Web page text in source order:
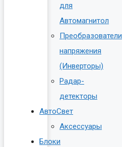
для
Автомагнитол
Преобразователи
напряжения
(Инверторы)
Радар-
детекторы
АвтоСвет
Аксессуары
Блоки